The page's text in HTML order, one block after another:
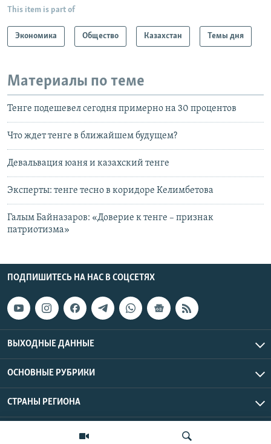
This item is part of
Экономика Общество Казахстан Темы дня
Материалы по теме
Тенге подешевел сегодня примерно на 30 процентов
Что ждет тенге в ближайшем будущем?
Девальвация юаня и казахский тенге
Эксперты: тенге тесно в коридоре Келимбетова
Галым Байназаров: «Доверие к тенге – признак
патриотизма»
ПОДПИШИТЕСЬ НА НАС В СОЦСЕТЯХ
ВЫХОДНЫЕ ДАННЫЕ
ОСНОВНЫЕ РУБРИКИ
СТРАНЫ РЕГИОНА
Азаттык Азия © 2026 RFE/RL, Inc. | Все права защищены.